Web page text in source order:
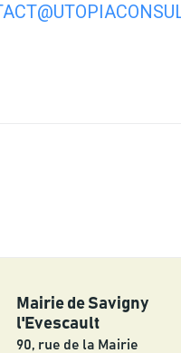
Mairie de Savigny
l'Evescault
90, rue de la Mairie